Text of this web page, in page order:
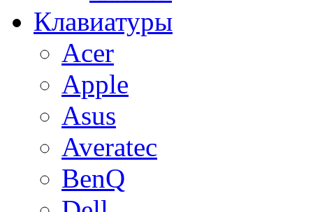
Клавиатуры
Acer
Apple
Asus
Averatec
BenQ